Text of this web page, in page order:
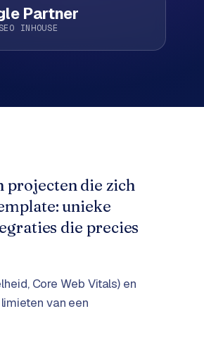
Partner
INHOUSE
projecten die zich
unieke
die precies
Core Web Vitals) en
van een